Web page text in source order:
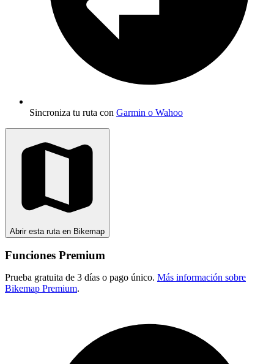
Sincroniza tu ruta con Garmin o Wahoo
Abrir esta ruta en Bikemap
Funciones Premium
Prueba gratuita de 3 días o pago único. Más información sobre
Bikemap Premium.